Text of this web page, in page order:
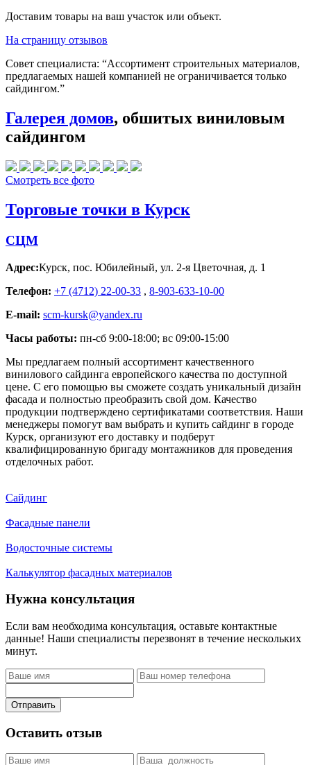
Доставим товары на ваш участок или объект.
На страницу отзывов
Совет специалиста: “Ассортимент строительных материалов,
предлагаемых нашей компанией не ограничивается только
сайдингом.”
Галерея домов, обшитых виниловым
сайдингом
Смотреть все фото
Торговые точки в Курск
СЦМ
Адрес:Курск, пос. Юбилейный, ул. 2-я Цветочная, д. 1
Телефон: +7 (4712) 22-00-33 , 8-903-633-10-00
E-mail: scm-kursk@yandex.ru
Часы работы: пн-сб 9:00-18:00; вс 09:00-15:00
Мы предлагаем полный ассортимент качественного
винилового сайдинга европейского качества по доступной
цене. С его помощью вы сможете создать уникальный дизайн
фасада и полностью преобразить свой дом. Качество
продукции подтверждено сертификатами соответствия. Наши
менеджеры помогут вам выбрать и купить сайдинг в городе
Курск, организуют его доставку и подберут
квалифицированную бригаду монтажников для проведения
отделочных работ.
Сайдинг
Фасадные панели
Водосточные системы
Калькулятор фасадных материалов
Нужна консультация
Если вам необходима консультация, оставьте контактные
данные! Наши специалисты перезвонят в течение нескольких
минут.
Отправить
Оставить отзыв